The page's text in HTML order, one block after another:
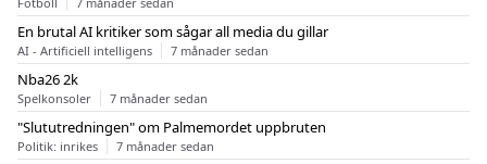
En brutal AI kritiker som sågar all media du gillar
AI - Artificiell intelligens 7 månader sedan
Nba26 2k
Spelkonsoler 7 månader sedan
"Slututredningen" om Palmemordet uppbruten
Politik: inrikes 7 månader sedan